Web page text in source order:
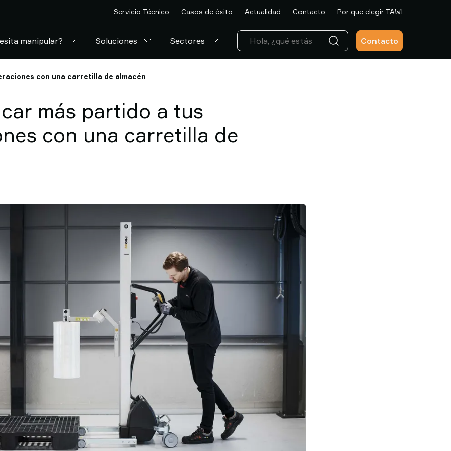
Servicio Técnico Casos de éxito Actualidad Contacto Por que elegir TAWI
manipular? Soluciones Sectores Contacto
con una carretilla de almacén
más partido a tus
con una carretilla de